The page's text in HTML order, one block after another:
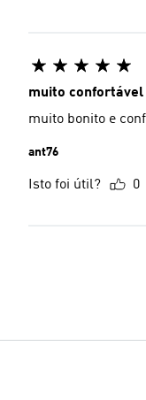
muito confortável
ant76
Isto foi útil? 0